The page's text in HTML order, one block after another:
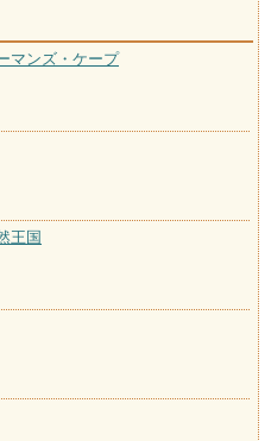
マンズ・ケープ
王国